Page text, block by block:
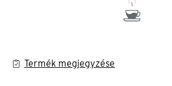
Termék megjegyzése